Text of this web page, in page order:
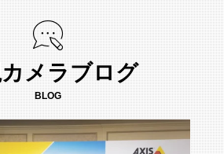
メラブログ
BLOG